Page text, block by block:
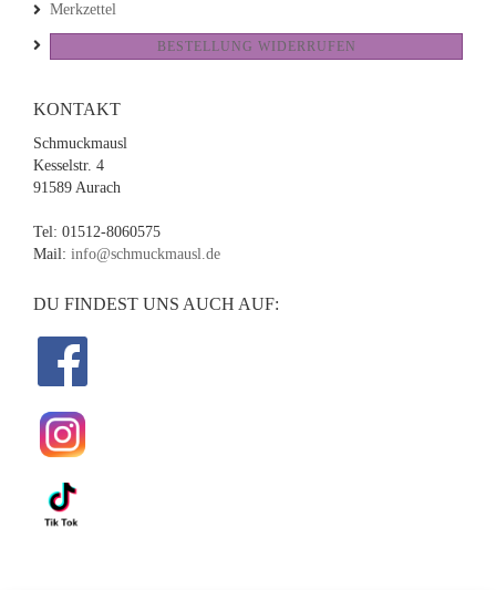
Merkzettel
BESTELLUNG WIDERRUFEN
KONTAKT
Schmuckmausl
Kesselstr. 4
91589 Aurach
Tel: 01512-8060575
Mail: info@schmuckmausl.de
DU FINDEST UNS AUCH AUF: